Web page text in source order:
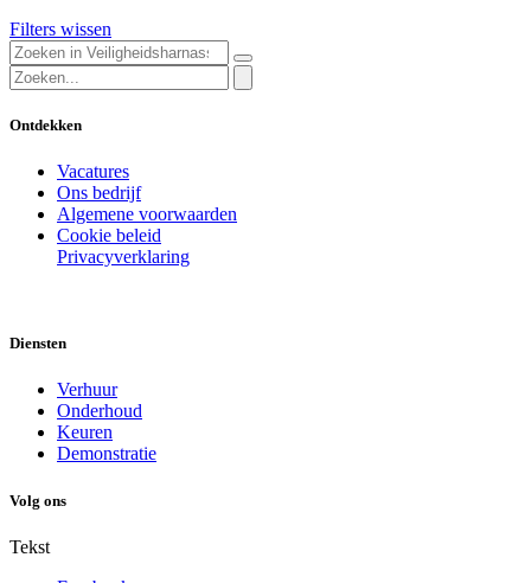
Filters wissen
Ontdekken
Vacatures
Ons bedrijf
Algemene voorwaarden
Cookie beleid
Privacyverklaring
Diensten
Verhuur
Onderhoud
Keuren
Demonstratie
Volg ons
Tekst